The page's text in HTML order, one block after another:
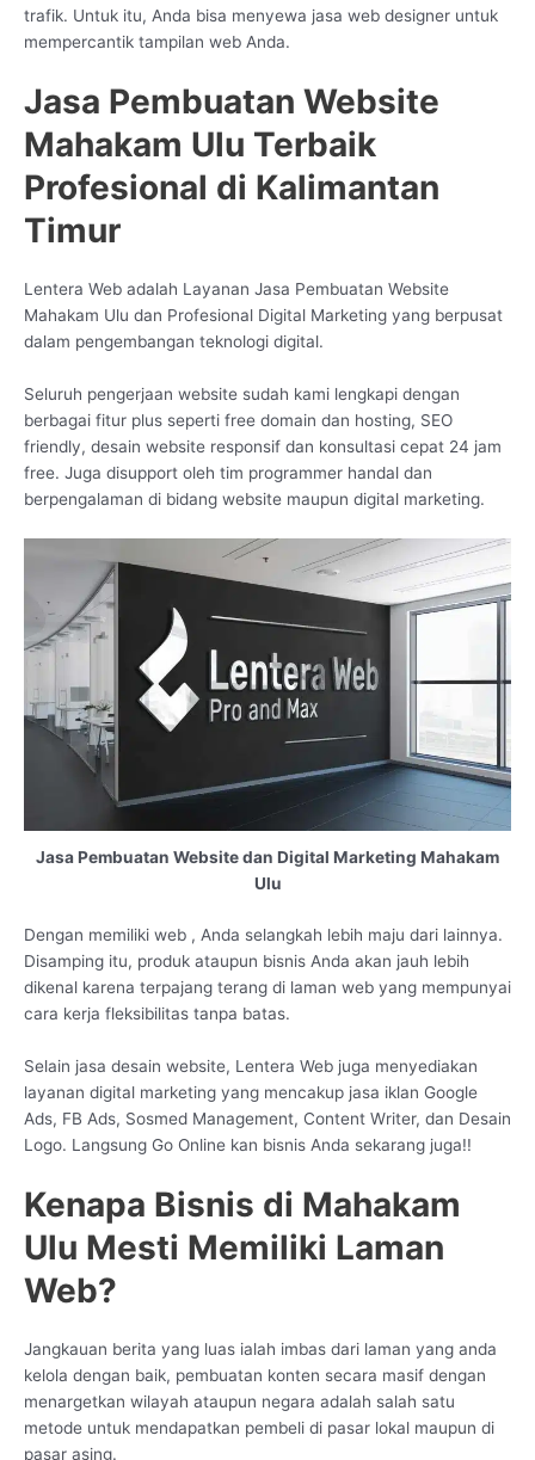
trafik. Untuk itu, Anda bisa menyewa jasa web designer untuk
mempercantik tampilan web Anda.
Jasa Pembuatan Website
Mahakam Ulu Terbaik
Profesional di Kalimantan
Timur
Lentera Web adalah Layanan Jasa Pembuatan Website
Mahakam Ulu dan Profesional Digital Marketing yang berpusat
dalam pengembangan teknologi digital.
Seluruh pengerjaan website sudah kami lengkapi dengan
berbagai fitur plus seperti free domain dan hosting, SEO
friendly, desain website responsif dan konsultasi cepat 24 jam
free. Juga disupport oleh tim programmer handal dan
berpengalaman di bidang website maupun digital marketing.
Jasa Pembuatan Website dan Digital Marketing Mahakam
Ulu
Dengan memiliki web , Anda selangkah lebih maju dari lainnya.
Disamping itu, produk ataupun bisnis Anda akan jauh lebih
dikenal karena terpajang terang di laman web yang mempunyai
cara kerja fleksibilitas tanpa batas.
Selain jasa desain website, Lentera Web juga menyediakan
layanan digital marketing yang mencakup jasa iklan Google
Ads, FB Ads, Sosmed Management, Content Writer, dan Desain
Logo. Langsung Go Online kan bisnis Anda sekarang juga!!
Kenapa Bisnis di Mahakam
Ulu Mesti Memiliki Laman
Web?
Jangkauan berita yang luas ialah imbas dari laman yang anda
kelola dengan baik, pembuatan konten secara masif dengan
menargetkan wilayah ataupun negara adalah salah satu
metode untuk mendapatkan pembeli di pasar lokal maupun di
pasar asing.